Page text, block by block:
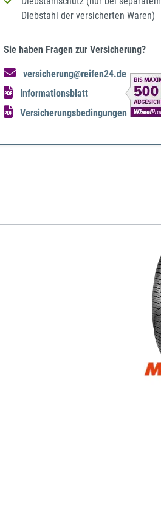
Diebstahl der versicherten Waren)
Sie haben Fragen zur Versicherung?
versicherung@reifen24.de
Informationsblatt
Versicherungsbedingungen
zum EU-Reifenlabel anzeigen